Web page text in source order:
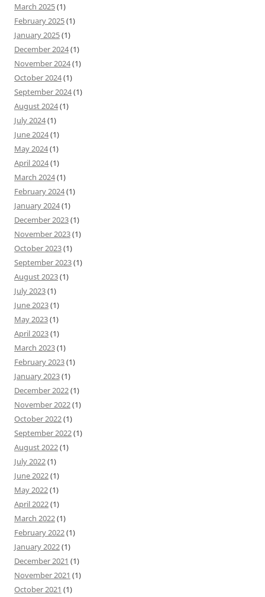
March 2025(1)
February 2025(1)
January 2025(1)
December 2024(1)
November 2024(1)
October 2024(1)
September 2024(1)
August 2024(1)
July 2024(1)
June 2024(1)
May 2024(1)
April 2024(1)
March 2024(1)
February 2024(1)
January 2024(1)
December 2023(1)
November 2023(1)
October 2023(1)
September 2023(1)
August 2023(1)
July 2023(1)
June 2023(1)
May 2023(1)
April 2023(1)
March 2023(1)
February 2023(1)
January 2023(1)
December 2022(1)
November 2022(1)
October 2022(1)
September 2022(1)
August 2022(1)
July 2022(1)
June 2022(1)
May 2022(1)
April 2022(1)
March 2022(1)
February 2022(1)
January 2022(1)
December 2021 (1)
November 2021 (1)
October 2021 (1)